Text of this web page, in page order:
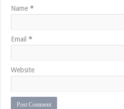
Name*
Email*
Website